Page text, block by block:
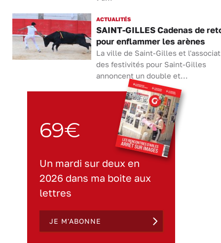
ACTUALITÉS
SAINT-GILLES Cadenas de
pour enflammer les arènes
La ville de Saint-Gilles et
des festivités pour Saint-Gilles
annoncent un double et...
69€
Un mardi sur deux en
2026 dans ma boite aux
lettres
JE M'ABONNE